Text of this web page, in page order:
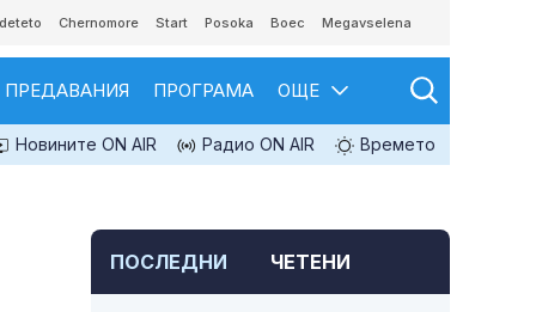
Chernomore Start Posoka Boec Megavselena
ПРЕДАВАНИЯ ПРОГРАМА ОЩЕ
Новините ON AIR Радио ON AIR Времето
ПОСЛЕДНИ ЧЕТЕНИ